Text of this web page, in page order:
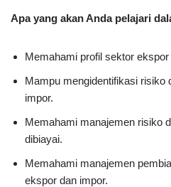
Apa yang akan Anda pelajari
Memahami profil sektor ekspor
Mampu mengidentifikasi risiko
impor.
Memahami manajemen risiko
dibiayai.
Memahami manajemen
ekspor dan impor.